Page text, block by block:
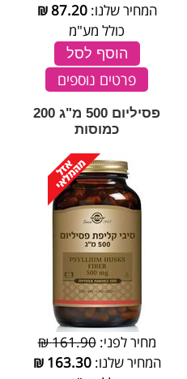
המחיר שלנו:87.20
₪
כולל מע"מ
הוסף לסל
פרטים נוספים
פסיליום 500 מ"ג 200
כמוסות
מחיר לפני:161.90 ₪
המחיר שלנו:163.30
₪